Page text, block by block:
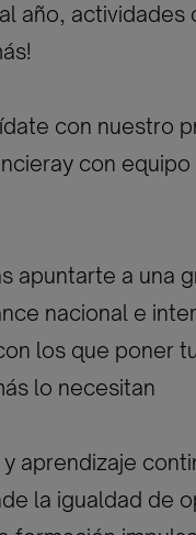
año, actividades
con nuestro
con
apuntarte a una
nacional e
los que poner
lo necesitan
aprendizaje
la igualdad de